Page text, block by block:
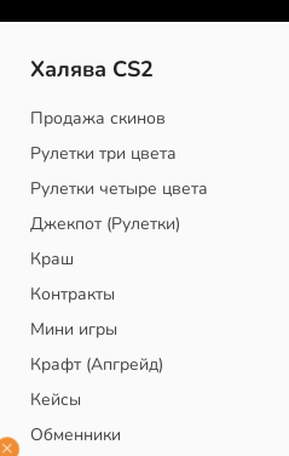
Халява CS2
Продажа скинов
Рулетки три цвета
Рулетки четыре цвета
Джекпот (Рулетки)
Краш
Контракты
Мини игры
Крафт (Апгрейд)
Кейсы
Обменники